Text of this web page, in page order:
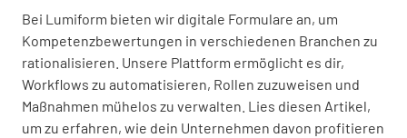
Bei Lumiform bieten wir digitale Formulare an, um
Kompetenzbewertungen in verschiedenen Branchen zu
rationalisieren. Unsere Plattform ermöglicht es dir,
Workflows zu automatisieren, Rollen zuzuweisen und
Maßnahmen mühelos zu verwalten. Lies diesen Artikel,
um zu erfahren, wie dein Unternehmen davon profitieren